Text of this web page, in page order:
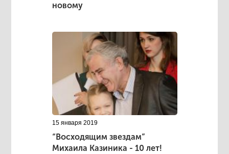
новому
15 января 2019
“Восходящим звездам”
Михаила Казиника - 10 лет!